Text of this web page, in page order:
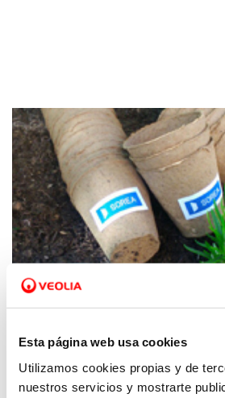
Esta página web usa cookies
Utilizamos cookies propias y de
nuestros servicios y mostrarte
25 ABR 2017
Feria del Día de la Tierra en